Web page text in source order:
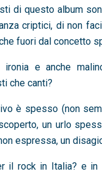
di questo album
criptici, di non
fuori dal concetto
ironia e anche
che canti?
è spesso (non
un urlo
espressa, un
il rock in Italia? e in